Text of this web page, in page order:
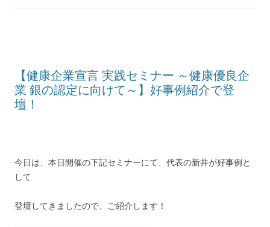
【健康企業宣言 実践セミナー ～健康優良企
業 銀の認定に向けて～】好事例紹介で登
壇！
今日は、本日開催の下記セミナーにて、代表の新井が好事例と
して
登壇してきましたので、ご紹介します！